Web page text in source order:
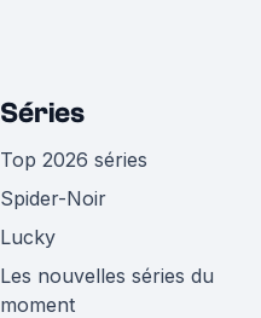
Séries
Top 2026 séries
Spider-Noir
Lucky
Les nouvelles séries du
moment